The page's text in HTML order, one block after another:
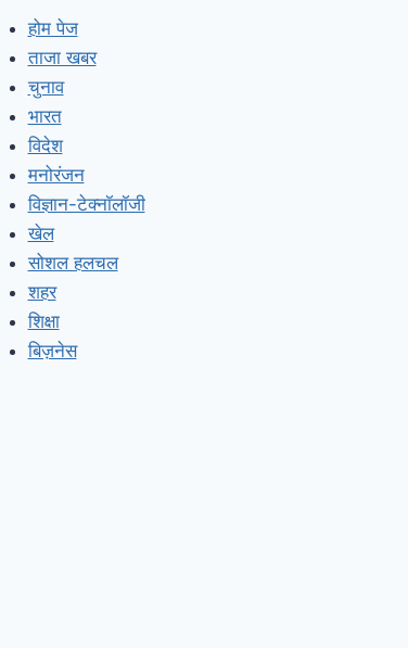
होम पेज
ताजा खबर
चुनाव
भारत
विदेश
मनोरंजन
विज्ञान-टेक्नॉलॉजी
खेल
सोशल हलचल
शहर
शिक्षा
बिज़नेस